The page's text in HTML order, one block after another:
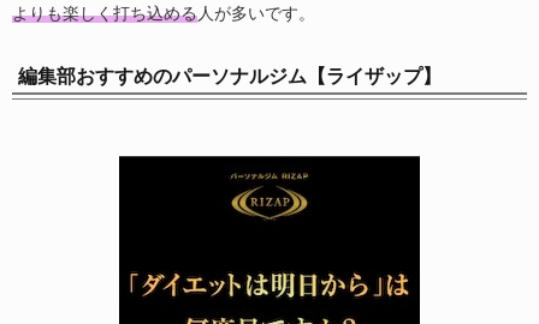
よりも楽しく打ち込める人が多いです。
編集部おすすめのパーソナルジム【ライザップ】